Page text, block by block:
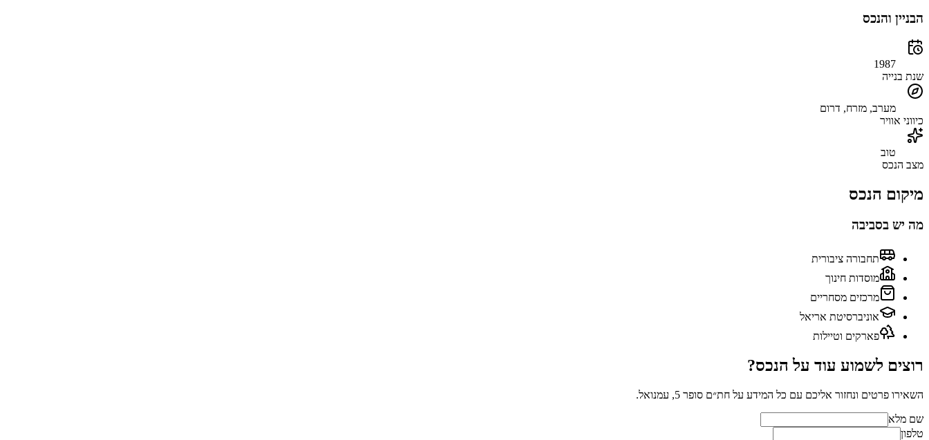
הבניין והנכס
1987
שנת בנייה
מערב, מזרח, דרום
כיווני אוויר
טוב
מצב הנכס
מיקום הנכס
מה יש בסביבה
תחבורה ציבורית
מוסדות חינוך
מרכזים מסחריים
אוניברסיטת אריאל
פארקים וטיילות
רוצים לשמוע עוד על הנכס?
השאירו פרטים ונחזור אליכם עם כל המידע על חת״ם סופר 5, עמנואל .
שם מלא
טלפון